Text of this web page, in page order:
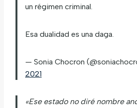
un régimen criminal.
Esa dualidad es una daga.
— Sonia Chocron
2021
«Ese estado no diré nombre